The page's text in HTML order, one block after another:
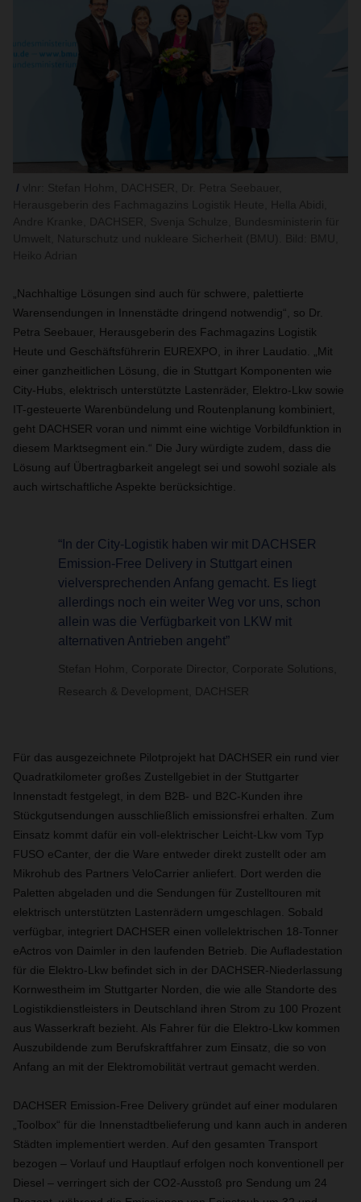
„Nachhaltige Lösungen sind auch für schwere, palettierte
Warensendungen in Innenstädte dringend notwendig“, so Dr.
Petra Seebauer, Herausgeberin des Fachmagazins Logistik
Heute und Geschäftsführerin EUREXPO, in ihrer Laudatio. „Mit
einer ganzheitlichen Lösung, die in Stuttgart Komponenten wie
City-Hubs, elektrisch unterstützte Lastenräder, Elektro-Lkw sowie
IT-gesteuerte Warenbündelung und Routenplanung kombiniert,
geht DACHSER voran und nimmt eine wichtige Vorbildfunktion in
diesem Marktsegment ein.“ Die Jury würdigte zudem, dass die
Lösung auf Übertragbarkeit angelegt sei und sowohl soziale als
auch wirtschaftliche Aspekte berücksichtige.
“In der City-Logistik haben wir mit DACHSER
Emission-Free Delivery in Stuttgart einen
vielversprechenden Anfang gemacht. Es liegt
allerdings noch ein weiter Weg vor uns, schon
allein was die Verfügbarkeit von LKW mit
alternativen Antrieben angeht”
Stefan Hohm, Corporate Director, Corporate Solutions,
Research & Development, DACHSER
Für das ausgezeichnete Pilotprojekt hat DACHSER ein rund vier
Quadratkilometer großes Zustellgebiet in der Stuttgarter
Innenstadt festgelegt, in dem B2B- und B2C-Kunden ihre
Stückgutsendungen ausschließlich emissionsfrei erhalten. Zum
Einsatz kommt dafür ein voll-elektrischer Leicht-Lkw vom Typ
FUSO eCanter, der die Ware entweder direkt zustellt oder am
Mikrohub des Partners VeloCarrier anliefert. Dort werden die
Paletten abgeladen und die Sendungen für Zustelltouren mit
elektrisch unterstützten Lastenrädern umgeschlagen. Sobald
verfügbar, integriert DACHSER einen vollelektrischen 18-Tonner
eActros von Daimler in den laufenden Betrieb. Die Aufladestation
für die Elektro-Lkw befindet sich in der DACHSER-Niederlassung
Kornwestheim im Stuttgarter Norden, die wie alle Standorte des
Logistikdienstleisters in Deutschland ihren Strom zu 100 Prozent
aus Wasserkraft bezieht. Als Fahrer für die Elektro-Lkw kommen
Auszubildende zum Berufskraftfahrer zum Einsatz, die so von
Anfang an mit der Elektromobilität vertraut gemacht werden.
DACHSER Emission-Free Delivery gründet auf einer modularen
„Toolbox“ für die Innenstadtbelieferung und kann auch in anderen
Städten implementiert werden. Auf den gesamten Transport
bezogen – Vorlauf und Hauptlauf erfolgen noch konventionell per
Diesel – verringert sich der CO2-Ausstoß pro Sendung um 24